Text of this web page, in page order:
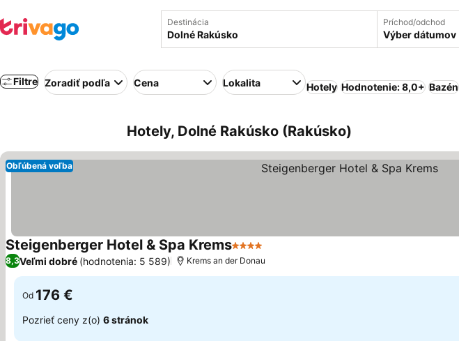
Destinácia Príchod/odchod
Výber dátumov
Filtre Zoradiť podľa Cena Lokalita Hotely Hodnotenie: 8,0+ Bazén
Hotely, Dolné Rakúsko (Rakúsko)
Obľúbená voľba
Steigenberger Hotel & Spa Krems4 Počet hviezdičiek
8,3Veľmi dobré (hodnotenia: 5 589) Krems an der Donau
Od 176 €
Pozrieť ceny z(o) 6 stránok